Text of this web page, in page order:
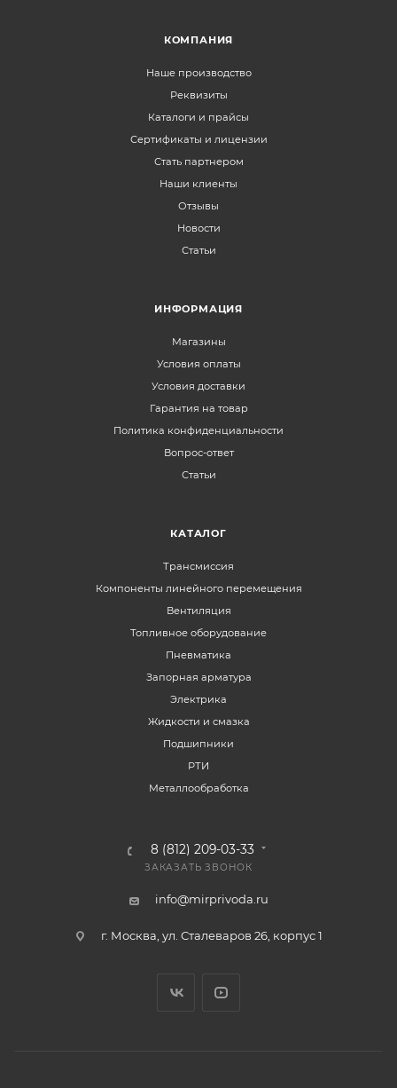
КОМПАНИЯ
Наше производство
Реквизиты
Каталоги и прайсы
Сертификаты и лицензии
Стать партнером
Наши клиенты
Отзывы
Новости
Статьи
ИНФОРМАЦИЯ
Магазины
Условия оплаты
Условия доставки
Гарантия на товар
Политика конфиденциальности
Вопрос-ответ
Статьи
КАТАЛОГ
Трансмиссия
Компоненты линейного перемещения
Вентиляция
Топливное оборудование
Пневматика
Запорная арматура
Электрика
Жидкости и смазка
Подшипники
РТИ
Металлообработка
8 (812) 209-03-33
ЗАКАЗАТЬ ЗВОНОК
info@mirprivoda.ru
г. Москва, ул. Сталеваров 26, корпус 1